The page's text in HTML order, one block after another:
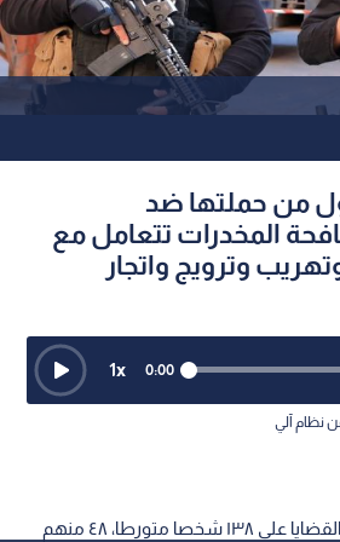
من حملتها ضد
المخدرات تتعامل مع
0:00
1x
نظام آلي
ألقي القبض في تلك القضايا على ١٣٨ شخصا متورطا، ٤٨ منهم